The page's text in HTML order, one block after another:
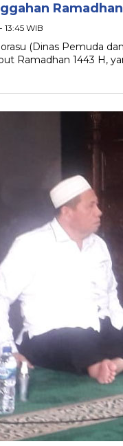
13:45 WIB
(Dinas Pemuda
Ramadhan 1443 H,